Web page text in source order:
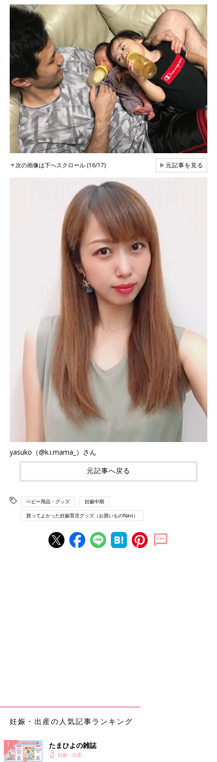
▼次の画像は下へスクロール (16/17) ▶元記事を見る
yasuko（@k.i.mama_）さん
元記事へ戻る
ベビー用品・グッズ 妊娠中期
買ってよかった妊娠育児グッズ（お買いものNavi）
妊娠・出産の人気記事ランキング
たまひよの雑誌
妊娠・出産